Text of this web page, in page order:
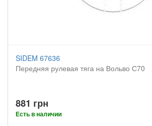
SIDEM 67636
Передняя рулевая тяга на Вольво С70
881 грн
Есть в наличии